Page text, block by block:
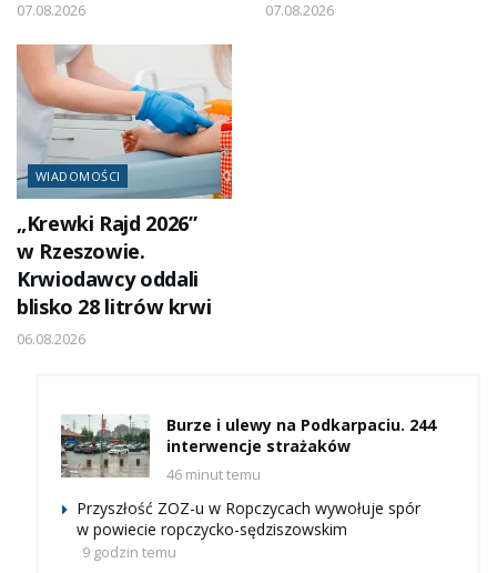
07.08.2026 07.08.2026
WIADOMOŚCI
„Krewki Rajd 2026”
w Rzeszowie.
Krwiodawcy oddali
blisko 28 litrów krwi
06.08.2026
Burze i ulewy na Podkarpaciu. 244
interwencje strażaków
46 minut temu
Przyszłość ZOZ-u w Ropczycach wywołuje spór
w powiecie ropczycko-sędziszowskim
9 godzin temu